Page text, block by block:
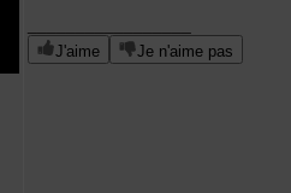
J'aime Je n'aime pas